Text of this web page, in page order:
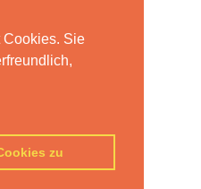
Cookies. Sie
zu